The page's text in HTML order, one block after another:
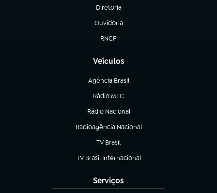
Diretoria
(abre em nova aba)
Ouvidoria
(abre em nova aba)
RNCP
(abre em nova aba)
Veículos
Agência Brasil
(abre em nova aba)
Rádio MEC
Rádio Nacional
(abre em nova aba)
Radioagência Nacional
(abre em nova aba)
TV Brasil
(abre em nova aba)
TV Brasil Internacional
(abre em nova aba)
Serviços